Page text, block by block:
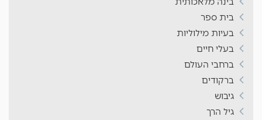
בית ספר
בעיות מילוליות
בעלי חיים
ברחבי העולם
ברקודים
גיבוש
גיל הרך